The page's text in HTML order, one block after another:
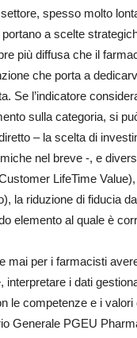
spesso molto
a scelte
più diffusa che il
che porta a
Se l’indicatore
sulla categoria, si
– la scelta di
nel breve -, e
LifeTime
la riduzione di fiducia
elemento al quale è
mai per i farmacisti
interpretare i dati
le competenze e i
Generale PGEU